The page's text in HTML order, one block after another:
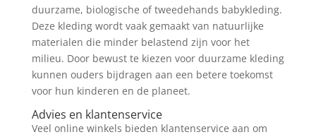
duurzame, biologische of tweedehands babykleding.
Deze kleding wordt vaak gemaakt van natuurlijke
materialen die minder belastend zijn voor het
milieu. Door bewust te kiezen voor duurzame kleding
kunnen ouders bijdragen aan een betere toekomst
voor hun kinderen en de planeet.
Advies en klantenservice
Veel online winkels bieden klantenservice aan om